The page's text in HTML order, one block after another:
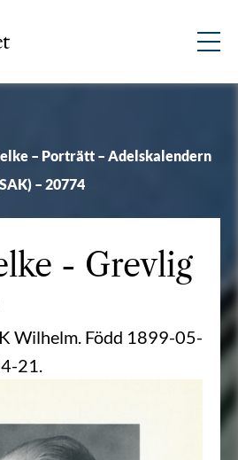
– Porträtt – Adelskalendern
– 20774
- Grevlig
Wilhelm. Född 1899-05-
21.